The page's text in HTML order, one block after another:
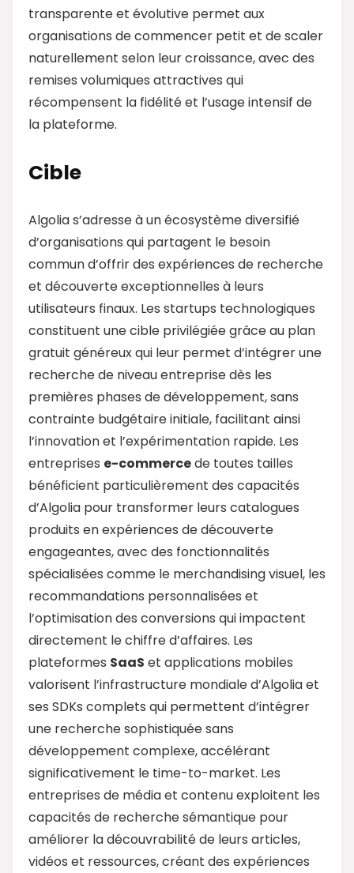
transparente et évolutive permet aux
organisations de commencer petit et de scaler
naturellement selon leur croissance, avec des
remises volumiques attractives qui
récompensent la fidélité et l’usage intensif de
la plateforme.
Cible
Algolia s’adresse à un écosystème diversifié
d’organisations qui partagent le besoin
commun d’offrir des expériences de recherche
et découverte exceptionnelles à leurs
utilisateurs finaux. Les startups technologiques
constituent une cible privilégiée grâce au plan
gratuit généreux qui leur permet d’intégrer une
recherche de niveau entreprise dès les
premières phases de développement, sans
contrainte budgétaire initiale, facilitant ainsi
l’innovation et l’expérimentation rapide. Les
entreprises e-commercede toutes tailles
bénéficient particulièrement des capacités
d’Algolia pour transformer leurs catalogues
produits en expériences de découverte
engageantes, avec des fonctionnalités
spécialisées comme le merchandising visuel, les
recommandations personnalisées et
l’optimisation des conversions qui impactent
directement le chiffre d’affaires. Les
plateformes SaaS et applications mobiles
valorisent l’infrastructure mondiale d’Algolia et
ses SDKs complets qui permettent d’intégrer
une recherche sophistiquée sans
développement complexe, accélérant
significativement le time-to-market. Les
entreprises de média et contenu exploitent les
capacités de recherche sémantique pour
améliorer la découvrabilité de leurs articles,
vidéos et ressources, créant des expériences